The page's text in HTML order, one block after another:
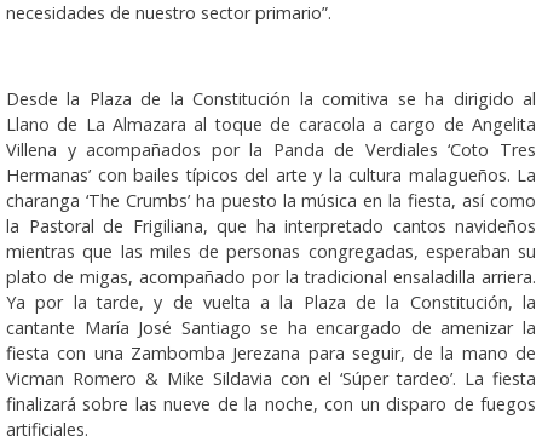
necesidades de nuestro sector primario”.
Desde la Plaza de la Constitución la comitiva se ha dirigido al
Llano de La Almazara al toque de caracola a cargo de Angelita
Villena y acompañados por la Panda de Verdiales ‘Coto Tres
Hermanas’ con bailes típicos del arte y la cultura malagueños. La
charanga ‘The Crumbs’ ha puesto la música en la fiesta, así como
la Pastoral de Frigiliana, que ha interpretado cantos navideños
mientras que las miles de personas congregadas, esperaban su
plato de migas, acompañado por la tradicional ensaladilla arriera.
Ya por la tarde, y de vuelta a la Plaza de la Constitución, la
cantante María José Santiago se ha encargado de amenizar la
fiesta con una Zambomba Jerezana para seguir, de la mano de
Vicman Romero & Mike Sildavia con el ‘Súper tardeo’. La fiesta
finalizará sobre las nueve de la noche, con un disparo de fuegos
artificiales.